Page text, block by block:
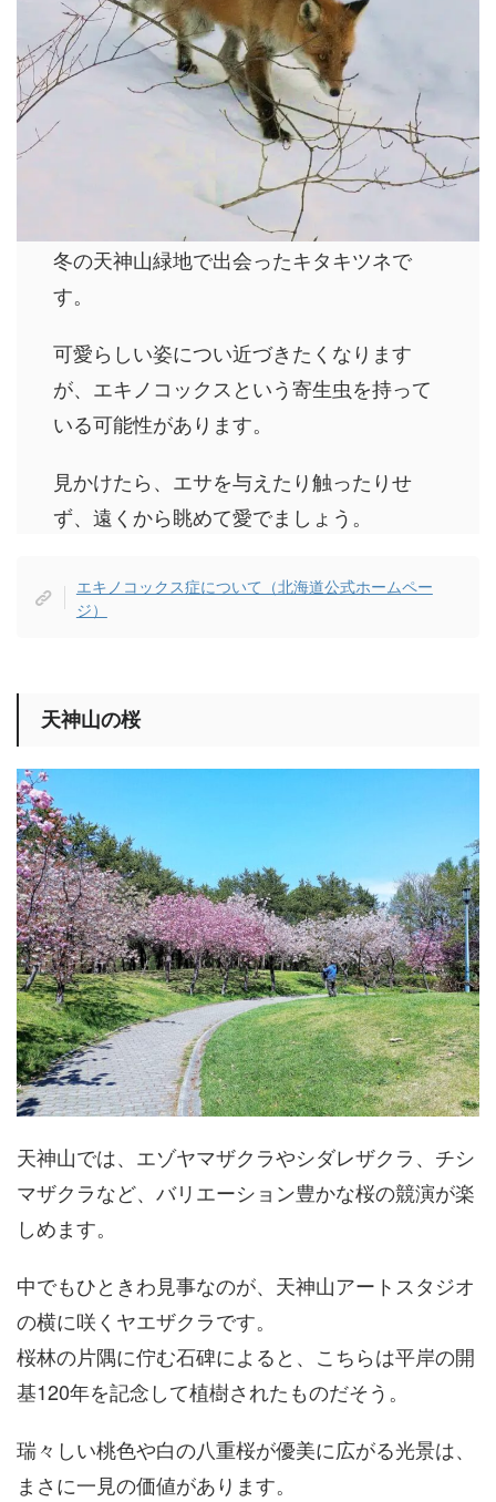
冬の天神山緑地で出会ったキタキツネで
す。
可愛らしい姿につい近づきたくなります
が、エキノコックスという寄生虫を持って
いる可能性があります。
見かけたら、エサを与えたり触ったりせ
ず、遠くから眺めて愛でましょう。
エキノコックス症について（北海道公式ホームペー
ジ）
天神山の桜
天神山では、エゾヤマザクラやシダレザクラ、チシ
マザクラなど、バリエーション豊かな桜の競演が楽
しめます。
中でもひときわ見事なのが、天神山アートスタジオ
の横に咲くヤエザクラです。
桜林の片隅に佇む石碑によると、こちらは平岸の開
基120年を記念して植樹されたものだそう。
瑞々しい桃色や白の八重桜が優美に広がる光景は、
まさに一見の価値があります。